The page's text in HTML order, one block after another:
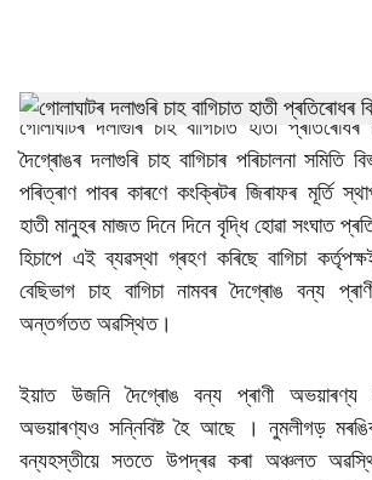
h
a
r
e
গোলাঘাটৰ দলাগুৰি চাহ বাগিচাত হাতী
দৈগ্ৰোঙৰ দলাগুৰি চাহ বাগিচাৰ পৰিচালনা সমিতি
পৰিত্ৰাণ পাবৰ কাৰণে কংক্ৰিটৰ জিৰাফৰ মূৰ্তি
হাতী মানুহৰ মাজত দিনে দিনে বৃদ্ধি হোৱা সংঘাত
হিচাপে এই ব্যৱস্থা গ্ৰহণ কৰিছে বাগিচা
বেছিভাগ চাহ বাগিচা নামবৰ দৈগ্ৰোঙ বন্য
অন্তৰ্গতত অৱস্থিত।
ইয়াত উজনি দৈগ্ৰোঙ বন্য প্ৰাণী অভয়াৰণ্য
অভয়াৰণ্যও সন্নিবিষ্ট হৈ আছে । নুমলীগড় মৰঙিৰ
বন্যহস্তীয়ে সততে উপদ্ৰৱ কৰা অঞ্চলত